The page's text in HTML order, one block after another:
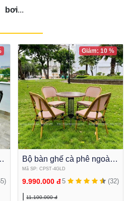
bơi...
Bộ bàn ghế cà phê ngoài
trời Bàn tròn kết hợp ghế
lưới textilene cao cấp
Mã SP: CPST-4GLD
5 (32)
9.990.000 đ
11.100.000 đ
Giảm: 10 %